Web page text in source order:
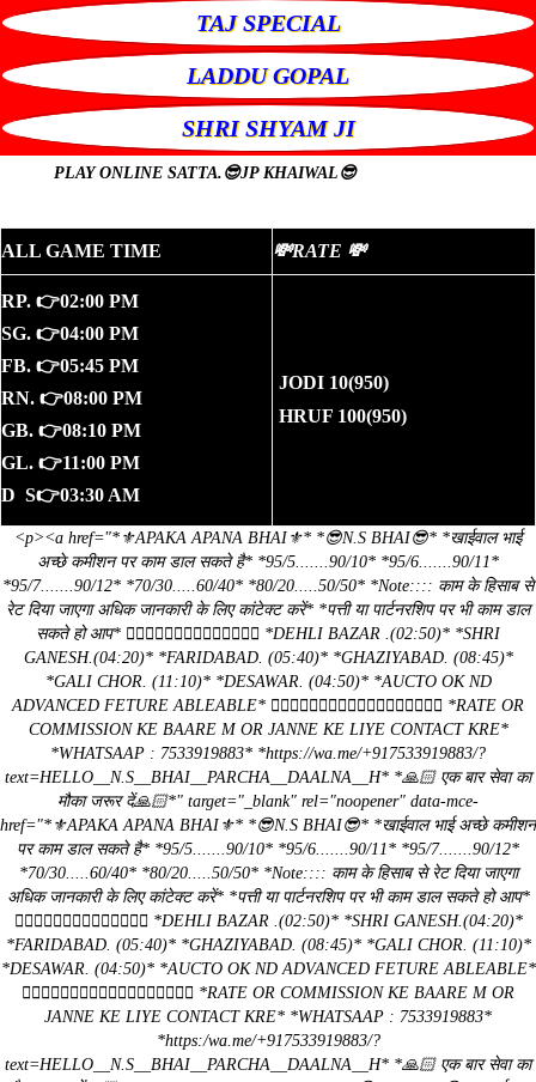
TAJ SPECIAL
LADDU GOPAL
SHRI SHYAM JI
PLAY ONLINE SATTA.😎JP KHAIWAL😎
ALL GAME TIME 💸RATE 💸
RP. 👉02:00 PM
SG. 👉04:00 PM
FB. 👉05:45 PM
RN. 👉08:00 PM
GB. 👉08:10 PM
GL. 👉11:00 PM
D S👉03:30 AM
JODI 10(950)
HRUF 100(950)
<p><a href="*⚜️APAKA APANA BHAI⚜️* *😎N.S BHAI😎* *खाईवाल भाई
अच्छे कमीशन पर काम डाल सकते है* *95/5.......90/10* *95/6.......90/11*
*95/7.......90/12* *70/30.....60/40* *80/20.....50/50* *Note:::: काम के हिसाब से
रेट दिया जाएगा अधिक जानकारी के लिए कांटेक्ट करें* *पत्ती या पार्टनरशिप पर भी काम डाल
सकते हो आप* 👇🏻👇🏻👇🏻👇🏻👇🏻👇🏻👇🏻 *DEHLI BAZAR .(02:50)* *SHRI
GANESH.(04:20)* *FARIDABAD. (05:40)* *GHAZIYABAD. (08:45)*
*GALI CHOR. (11:10)* *DESAWAR. (04:50)* *AUCTO OK ND
ADVANCED FETURE ABLEABLE* ☝🏻☝🏻☝🏻☝🏻☝🏻☝🏻☝🏻☝🏻☝🏻 *RATE OR
COMMISSION KE BAARE M OR JANNE KE LIYE CONTACT KRE*
*WHATSAAP : 7533919883* *https://wa.me/+917533919883/?
text=HELLO__N.S__BHAI__PARCHA__DAALNA__H* *🙏🏻 एक बार सेवा का
मौका जरूर दें🙏🏻*" target="_blank" rel="noopener" data-mce-
href="*⚜️APAKA APANA BHAI⚜️* *😎N.S BHAI😎* *खाईवाल भाई अच्छे कमीशन
पर काम डाल सकते है* *95/5.......90/10* *95/6.......90/11* *95/7.......90/12*
*70/30.....60/40* *80/20.....50/50* *Note:::: काम के हिसाब से रेट दिया जाएगा
अधिक जानकारी के लिए कांटेक्ट करें* *पत्ती या पार्टनरशिप पर भी काम डाल सकते हो आप*
👇🏻👇🏻👇🏻👇🏻👇🏻👇🏻👇🏻 *DEHLI BAZAR .(02:50)* *SHRI GANESH.(04:20)*
*FARIDABAD. (05:40)* *GHAZIYABAD. (08:45)* *GALI CHOR. (11:10)*
*DESAWAR. (04:50)* *AUCTO OK ND ADVANCED FETURE ABLEABLE*
☝🏻☝🏻☝🏻☝🏻☝🏻☝🏻☝🏻☝🏻☝🏻 *RATE OR COMMISSION KE BAARE M OR
JANNE KE LIYE CONTACT KRE* *WHATSAAP : 7533919883*
*https:/wa.me/+917533919883/?
text=HELLO__N.S__BHAI__PARCHA__DAALNA__H* *🙏🏻 एक बार सेवा का